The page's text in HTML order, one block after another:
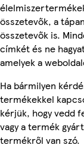
összetevők, a
összetevők is.
címkét és ne
amelyek a
Ha bármilyen
termékekkel
kérjük, hogy vedd
vagy a termék
termékről van szó.